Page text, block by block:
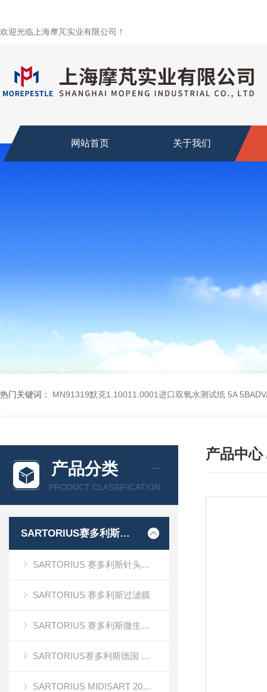
欢迎光临上海摩芃实业有限公司！
网站首页 关于我们
热门关键词： MN91319默克1.10011.0001进口双氧水测试纸 5A
产品分类
PRODUCT CLASSIFICATION
SARTORIUS赛多利斯德国
SARTORIUS 赛多利斯针头式滤器
SARTORIUS 赛多利斯过滤膜
SARTORIUS 赛多利斯微生物检测
SARTORIUS赛多利斯德国 电子天平
SARTORIUS MIDISART 2000
产品中心